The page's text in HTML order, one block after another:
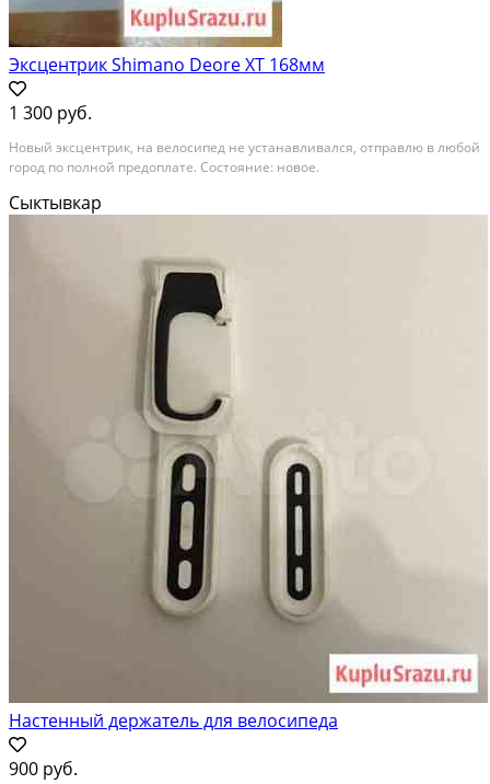
Эксцентрик Shimano Deore XT 168мм
1 300 руб.
Новый эксцентрик, на велосипед не устанавливался, отправлю в любой
город по полной предоплате. Состояние: новое.
Сыктывкар
Настенный держатель для велосипеда
900 руб.